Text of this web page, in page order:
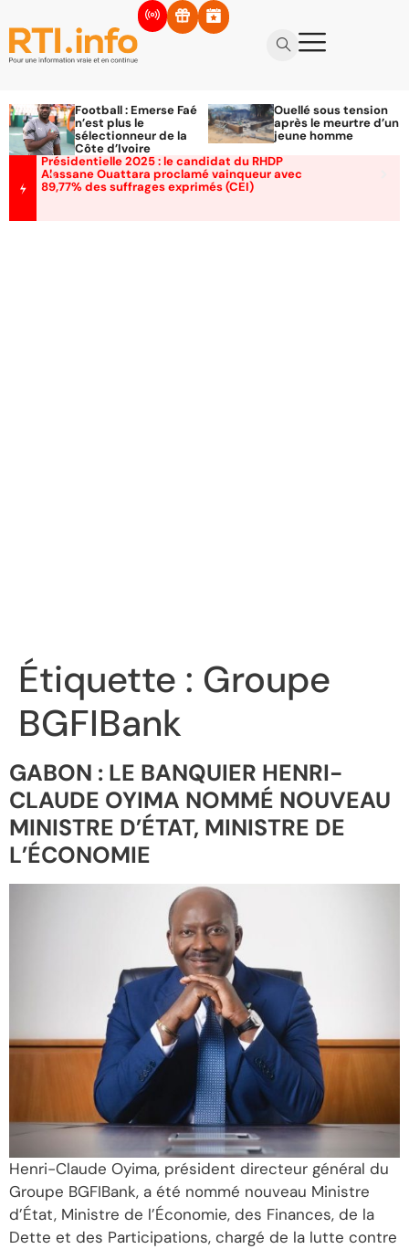
Football : Emerse Faé
n’est plus le
sélectionneur de la
Côte d’Ivoire
Ouellé sous tension
après le meurtre d’un
jeune homme
Présidentielle 2025 : le candidat du RHDP
Alassane Ouattara proclamé vainqueur avec
89,77% des suffrages exprimés (CEI)
Étiquette : Groupe
BGFIBank
GABON : LE BANQUIER HENRI-
CLAUDE OYIMA NOMMÉ NOUVEAU
MINISTRE D’ÉTAT, MINISTRE DE
L’ÉCONOMIE
Henri-Claude Oyima, président directeur général du
Groupe BGFIBank, a été nommé nouveau Ministre
d’État, Ministre de l’Économie, des Finances, de la
Dette et des Participations, chargé de la lutte contre